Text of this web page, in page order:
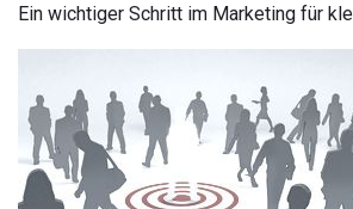
Ein wichtiger Schritt im Marketing für